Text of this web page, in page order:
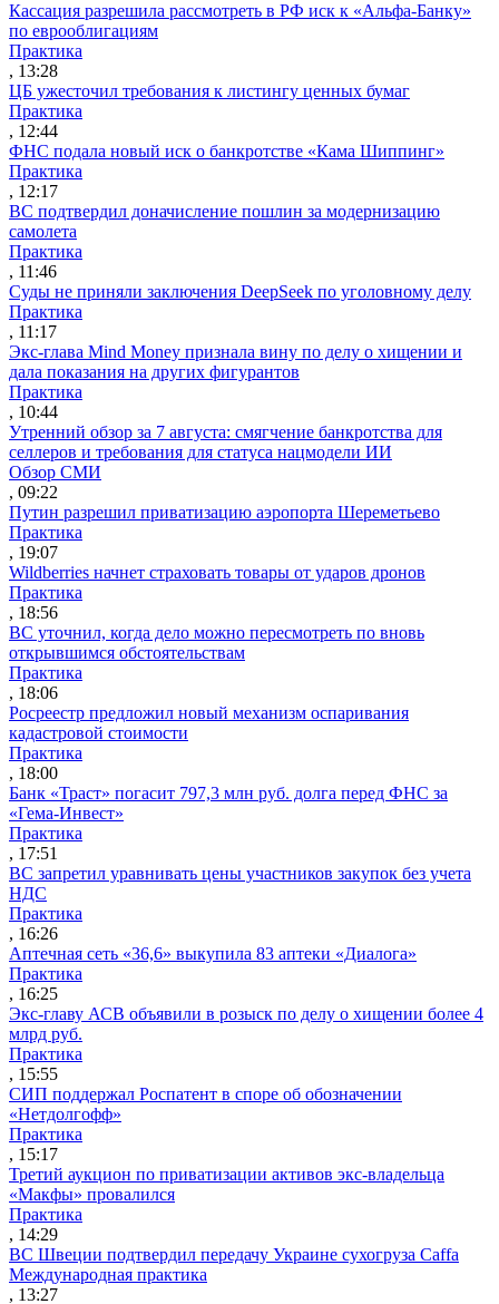
Кассация разрешила рассмотреть в РФ иск к «Альфа-Банку»
по еврооблигациям
Практика
, 13:28
ЦБ ужесточил требования к листингу ценных бумаг
Практика
, 12:44
ФНС подала новый иск о банкротстве «Кама Шиппинг»
Практика
, 12:17
ВС подтвердил доначисление пошлин за модернизацию
самолета
Практика
, 11:46
Суды не приняли заключения DeepSeek по уголовному делу
Практика
, 11:17
Экс-глава Mind Money признала вину по делу о хищении и
дала показания на других фигурантов
Практика
, 10:44
Утренний обзор за 7 августа: смягчение банкротства для
селлеров и требования для статуса нацмодели ИИ
Обзор СМИ
, 09:22
Путин разрешил приватизацию аэропорта Шереметьево
Практика
, 19:07
Wildberries начнет страховать товары от ударов дронов
Практика
, 18:56
ВС уточнил, когда дело можно пересмотреть по вновь
открывшимся обстоятельствам
Практика
, 18:06
Росреестр предложил новый механизм оспаривания
кадастровой стоимости
Практика
, 18:00
Банк «Траст» погасит 797,3 млн руб. долга перед ФНС за
«Гема-Инвест»
Практика
, 17:51
ВС запретил уравнивать цены участников закупок без учета
НДС
Практика
, 16:26
Аптечная сеть «36,6» выкупила 83 аптеки «Диалога»
Практика
, 16:25
Экс-главу АСВ объявили в розыск по делу о хищении более 4
млрд руб.
Практика
, 15:55
СИП поддержал Роспатент в споре об обозначении
«Нетдолгофф»
Практика
, 15:17
Третий аукцион по приватизации активов экс-владельца
«Макфы» провалился
Практика
, 14:29
ВС Швеции подтвердил передачу Украине сухогруза Caffa
Международная практика
, 13:27